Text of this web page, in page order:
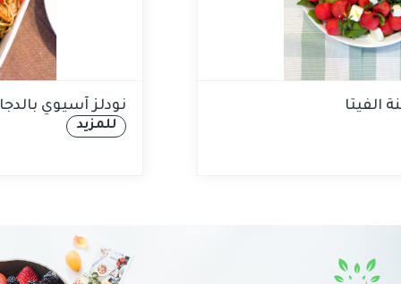
البطيخ وجبنة الفيتا